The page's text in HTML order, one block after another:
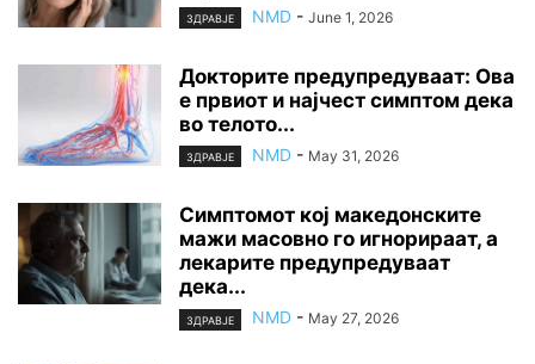
ЗДРАВЈЕ NMD - June 1, 2026
Докторите предупредуваат: Ова
е првиот и најчест симптом дека
во телото...
ЗДРАВЈЕ NMD - May 31, 2026
Симптомот кој македонските
мажи масовно го игнорираат, а
лекарите предупредуваат
дека...
ЗДРАВЈЕ NMD - May 27, 2026